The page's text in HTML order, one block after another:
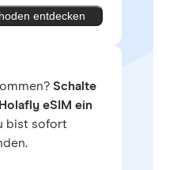
entdecken
Schalte
eSIM ein
bist sofort